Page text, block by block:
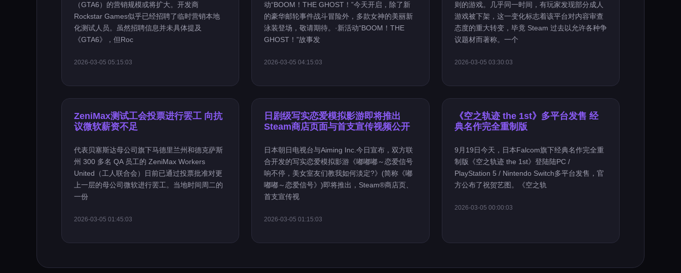
（GTA6）的营销规模或将扩大。开发商
Rockstar Games似乎已经招聘了临时营销本地
化测试人员。虽然招聘信息并未具体提及
《GTA6》，但Roc
2026-03-05 05:15:03
动“BOOM！THE GHOST！”今天开启，除了新
的豪华邮轮事件战斗冒险外，多款女神的美丽新
泳装登场，敬请期待。·新活动“BOOM！THE
GHOST！”故事发
2026-03-05 04:15:03
则的游戏。几乎同一时间，有玩家发现部分成人
游戏被下架，这一变化标志着该平台对内容审查
态度的重大转变，毕竟 Steam 过去以允许各种争
议题材而著称。一个
2026-03-05 03:30:03
ZeniMax测试工会投票进行罢工 向抗
议微软薪资不足
代表贝塞斯达母公司旗下马德里兰州和德克萨斯
州 300 多名 QA 员工的 ZeniMax Workers
United（工人联合会）日前已通过投票批准对更
上一层的母公司微软进行罢工。当地时间周二的
一份
2026-03-05 01:45:03
日剧级写实恋爱模拟影游即将推出
Steam商店页面与首支宣传视频公开
日本朝日电视台与Aiming Inc.今日宣布，双方联
合开发的写实恋爱模拟影游《嘟嘟嘟～恋爱信号
响不停，美女室友们教我如何淡定?》(简称《嘟
嘟嘟～恋爱信号》)即将推出，Steam®商店页、
首支宣传视
2026-03-05 01:15:03
《空之轨迹 the 1st》多平台发售 经
典名作完全重制版
9月19日今天，日本Falcom旗下经典名作完全重
制版《空之轨迹 the 1st》登陆陆PC /
PlayStation 5 / Nintendo Switch多平台发售，官
方公布了祝贺艺图。《空之轨
2026-03-05 00:00:03